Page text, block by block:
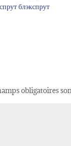
блэкспрут
obligatoires